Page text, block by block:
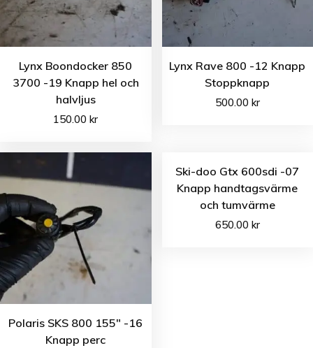
Lynx Boondocker 850
3700 -19 Knapp hel och
halvljus
150.00kr
Lynx Rave 800 -12 Knapp
Stoppknapp
500.00 kr
Polaris SKS 800 155″ -16
Knapp perc
Ski-doo Gtx 600sdi -07
Knapp handtagsvärme
och tumvärme
650.00 kr